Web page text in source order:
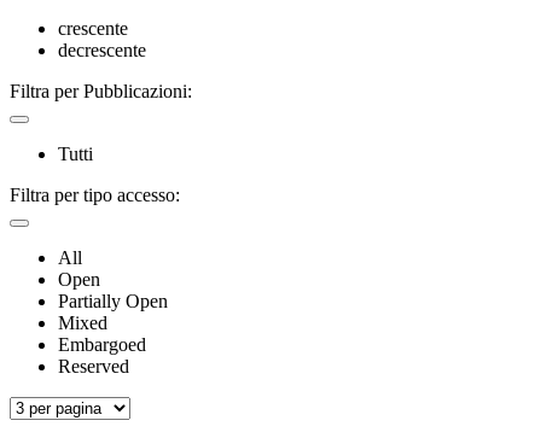
crescente
decrescente
Filtra per Pubblicazioni:
Tutti
Filtra per tipo accesso:
All
Open
Partially Open
Mixed
Embargoed
Reserved